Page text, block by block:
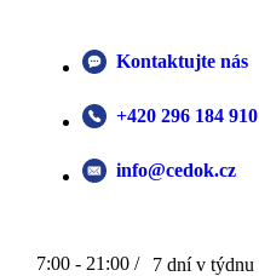
Kontaktujte nás
+420 296 184 910
info@cedok.cz
7:00 - 21:00 / 7 dní v týdnu